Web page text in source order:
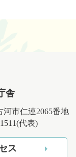
舎
河市仁連2065番地
代表)
ス